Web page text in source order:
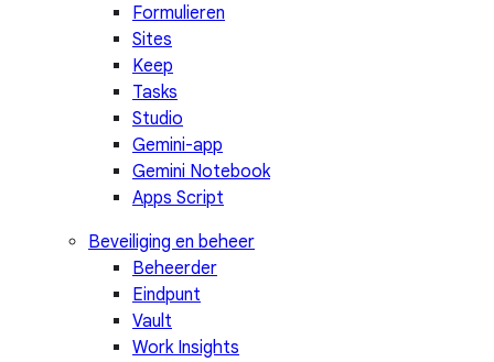
Formulieren
Sites
Keep
Tasks
Studio
Gemini-app
Gemini Notebook
Apps Script
Beveiliging en beheer
Beheerder
Eindpunt
Vault
Work Insights